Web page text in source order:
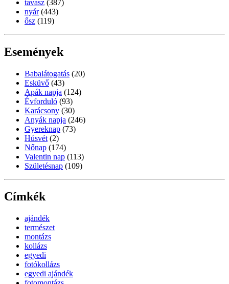
tavasz (387)
nyár (443)
ősz (119)
Események
Babalátogatás (20)
Esküvő (43)
Apák napja (124)
Évforduló (93)
Karácsony (30)
Anyák napja (246)
Gyereknap (73)
Húsvét (2)
Nőnap (174)
Valentin nap (113)
Születésnap (109)
Címkék
ajándék
természet
montázs
kollázs
egyedi
fotókollázs
egyedi ajándék